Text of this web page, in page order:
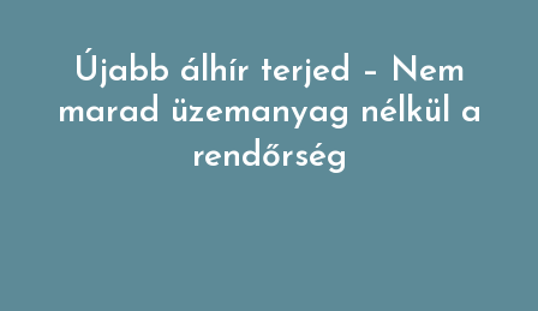
Újabb álhír terjed – Nem
marad üzemanyag nélkül a
rendőrség